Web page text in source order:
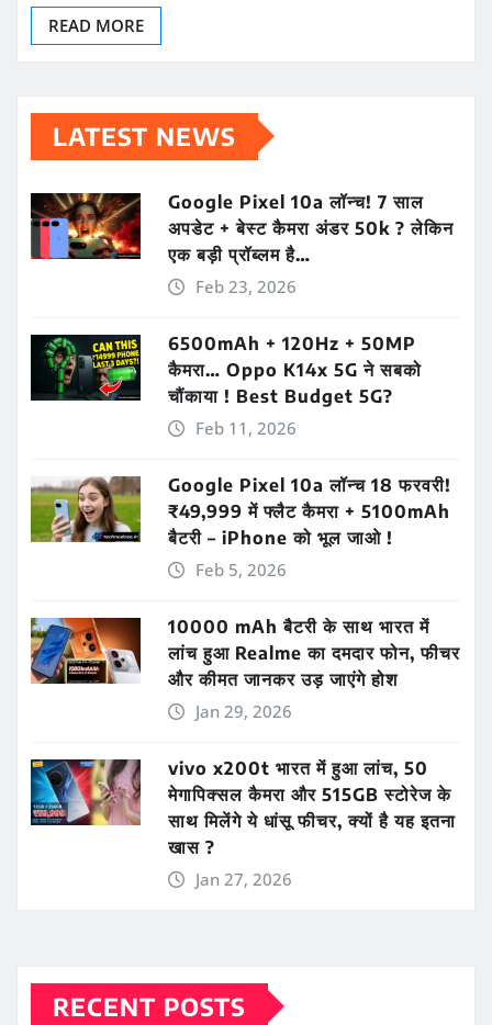
READ MORE
LATEST NEWS
Google Pixel 10a लॉन्च! 7 साल
अपडेट + बेस्ट कैमरा अंडर 50k ? लेकिन
एक बड़ी प्रॉब्लम है…
Feb 23, 2026
6500mAh + 120Hz + 50MP
कैमरा… Oppo K14x 5G ने सबको
चौंकाया ! Best Budget 5G?
Feb 11, 2026
Google Pixel 10a लॉन्च 18 फरवरी!
₹49,999 में फ्लैट कैमरा + 5100mAh
बैटरी – iPhone को भूल जाओ !
Feb 5, 2026
10000 mAh बैटरी के साथ भारत में
लांच हुआ Realme का दमदार फोन, फीचर
और कीमत जानकर उड़ जाएंगे होश
Jan 29, 2026
vivo x200t भारत में हुआ लांच, 50
मेगापिक्सल कैमरा और 515GB स्टोरेज के
साथ मिलेंगे ये धांसू फीचर, क्यों है यह इतना
खास ?
Jan 27, 2026
RECENT POSTS